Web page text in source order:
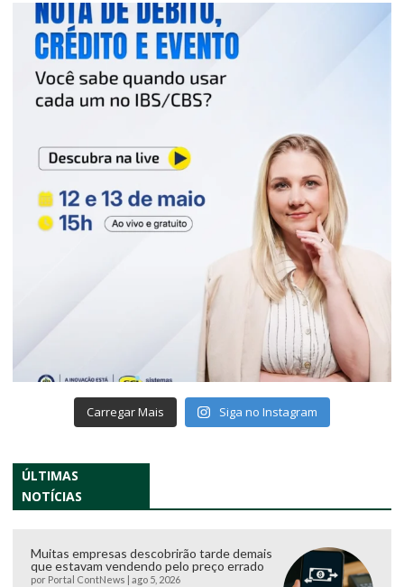
Carregar Mais Siga no Instagram
ÚLTIMAS
NOTÍCIAS
Muitas empresas descobrirão tarde demais
que estavam vendendo pelo preço errado
por Portal ContNews ago 5, 2026